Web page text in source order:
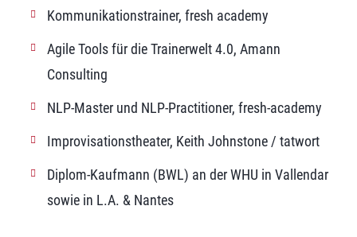
Kommunikationstrainer, fresh academy
Agile Tools für die Trainerwelt 4.0, Amann
Consulting
NLP-Master und NLP-Practitioner, fresh-academy
Improvisationstheater, Keith Johnstone / tatwort
Diplom-Kaufmann (BWL) an der WHU in Vallendar
sowie in L.A. & Nantes